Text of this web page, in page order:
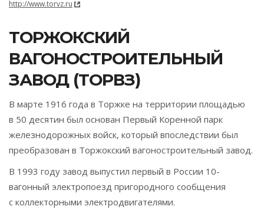
http://www.torvz.ru
ТОРЖОКСКИЙ
ВАГОНОСТРОИТЕЛЬНЫЙ
ЗАВОД (ТОРВЗ)
В марте 1916 года в Торжке на территории площадью
в 50 десятин был основан Первый Коренной парк
железнодорожных войск, который впоследствии был
преобразован в Торжокский вагоностроительный завод.
В 1993 году завод выпустил первый в России 10-
вагонный электропоезд пригородного сообщения
с коллекторными электродвигателями.